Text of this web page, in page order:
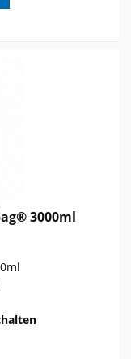
3000ml